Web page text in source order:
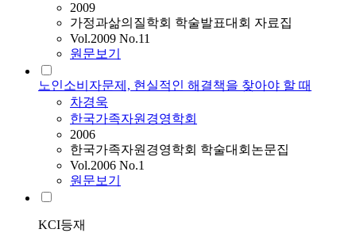
2009
가정과삶의질학회 학술발표대회 자료집
Vol.2009 No.11
원문보기
노인소비자문제, 현실적인 해결책을 찾아야 할 때
차경욱
한국가족자원경영학회
2006
한국가족자원경영학회 학술대회논문집
Vol.2006 No.1
원문보기
KCI등재